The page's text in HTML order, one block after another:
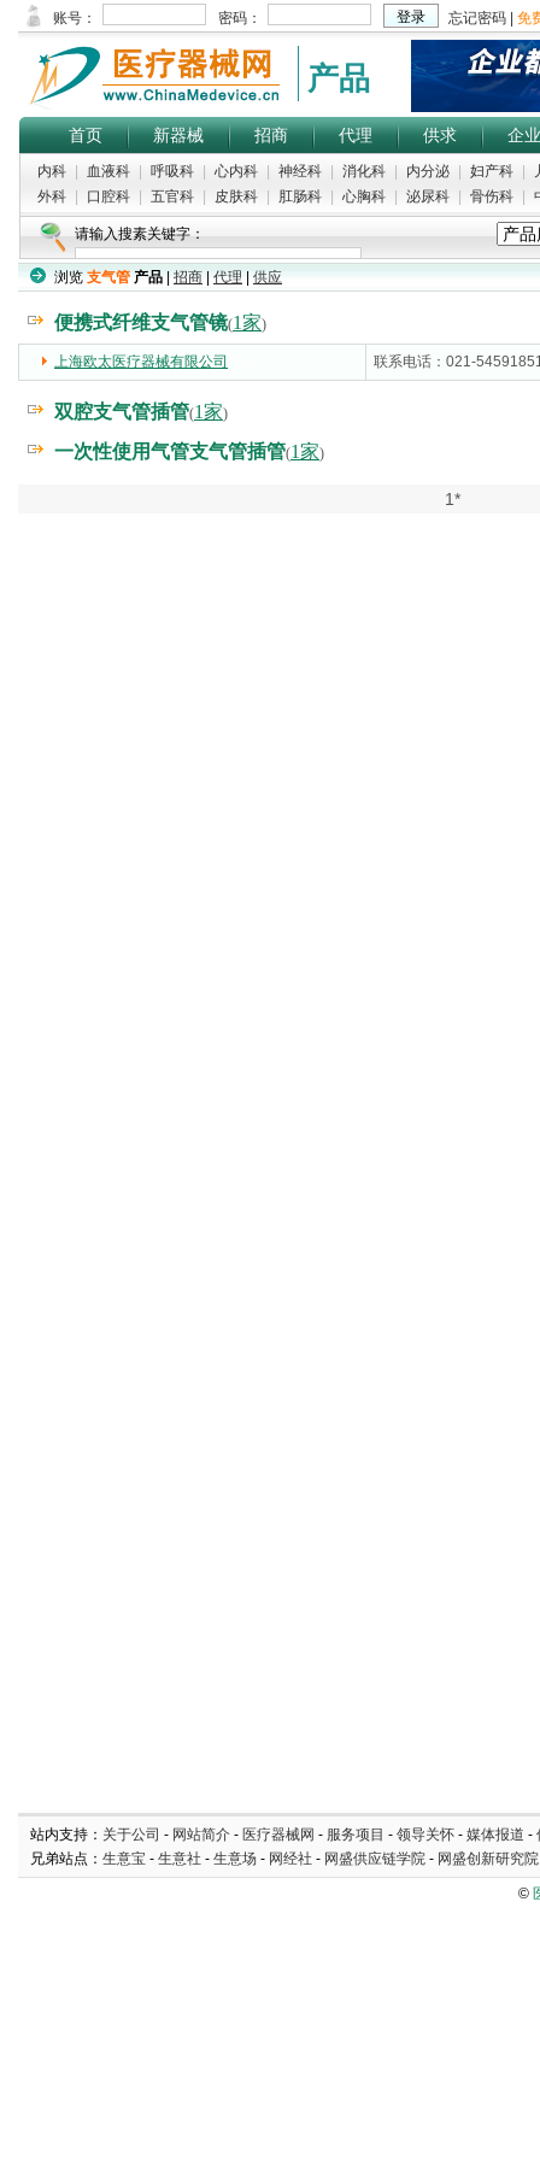
产品
首页 新器械 招商 代理 供求 企业
内科 血液科 呼吸科 心内科 神经科 消化科 内分泌 妇产科
外科
口腔科 五官科 皮肤科 肛肠科 心胸科 泌尿科 骨伤科
请输入搜素关键字：
浏览 支气管 产品 招商 代理 供应
便携式纤维支气管镜(1家)
上海欧太医疗器械有限公司 联系电话：021-
双腔支气管插管(1家)
一次性使用气管支气管插管(1家)
1*
站内支持： 关于公司 - 网站简介 - 医疗器械网 - 服务项目 - 领导关怀 - 媒体报道 -
兄弟站点： 生意宝 - 生意社 - 生意场 - 网经社 - 网盛供应链学院 - 网盛创新研究院
©